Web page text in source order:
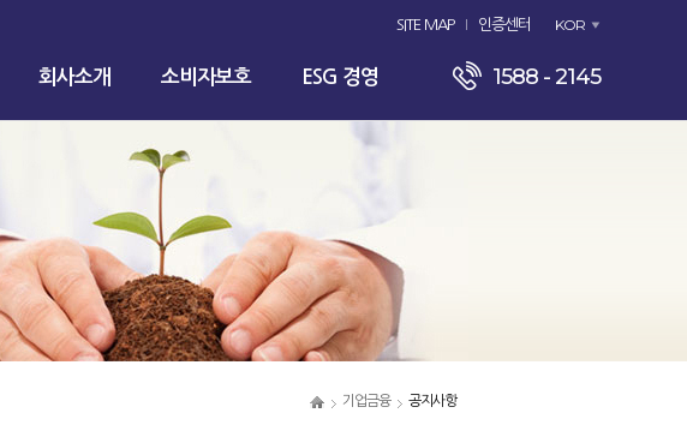
SITE MAP 인증센터 KOR
회사소개 소비자보호 ESG 경영 1588 - 2145
기업금융 공지사항